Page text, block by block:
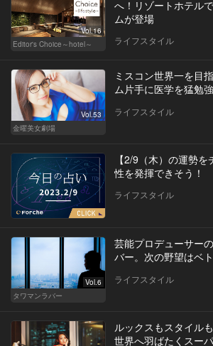
Vol.16
Editor's Choice～hotel～
へ！リゾートホテル
ムが登場
ライフスタイル
Vol.53
金曜美女劇場
ミスコン世界一を目
ム片手に医学を猛勉
ライフスタイル
【2/9（木）の運勢
性を発揮できそう！
ライフスタイル
Vol.6
タワマンラバー
芸能プロデューサー
バー。次の野望はベ
ライフスタイル
ルックスもスタイル
世界へ羽ばたくスー